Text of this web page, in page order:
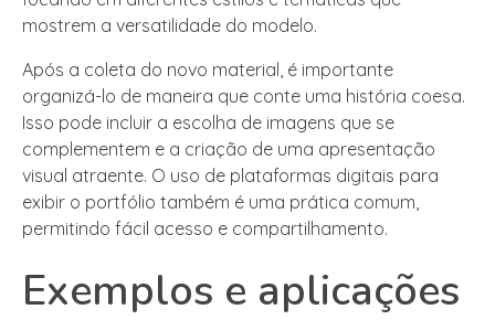
mostrem a versatilidade do modelo.
Após a coleta do novo material, é importante
organizá-lo de maneira que conte uma história coesa.
Isso pode incluir a escolha de imagens que se
complementem e a criação de uma apresentação
visual atraente. O uso de plataformas digitais para
exibir o portfólio também é uma prática comum,
permitindo fácil acesso e compartilhamento.
Exemplos e aplicações